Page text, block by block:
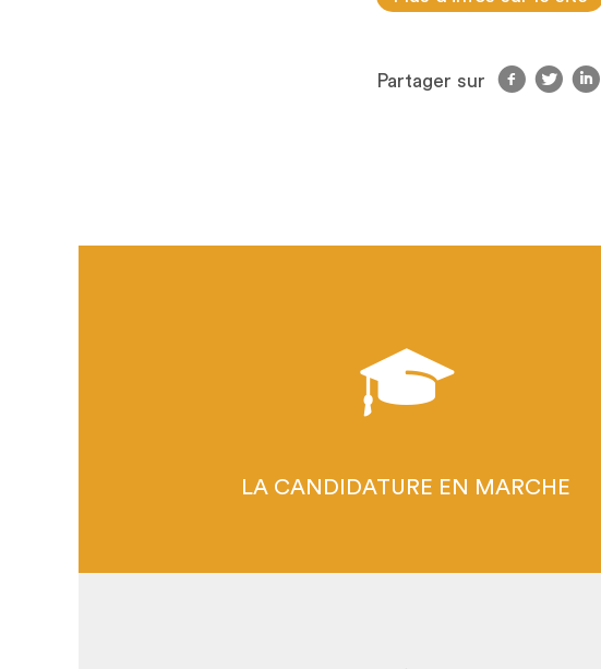
Partager sur f t l
LA CANDIDATURE EN MARCHE
2026 : CAP SUR
LES LISTES INDICATIVES NATIONALES
UNE CANDIDATURE HORS NORME